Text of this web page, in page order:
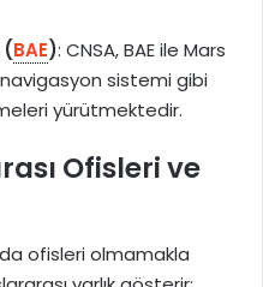
BAE): CNSA, BAE ile Mars
sistemi gibi
yürütmektedir.
Ofisleri ve
ofisleri olmamakla